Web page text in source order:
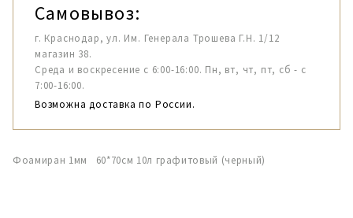
Самовывоз:
г. Краснодар, ул. Им. Генерала Трошева Г.Н. 1/12
магазин 38.
Среда и воскресение с 6:00-16:00. Пн, вт, чт, пт, сб - с
7:00-16:00.
Возможна доставка по России.
Фоамиран 1мм 60*70см 10л графитовый (черный)